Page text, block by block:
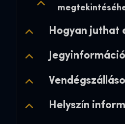
Hogyan juthat
Helyszín